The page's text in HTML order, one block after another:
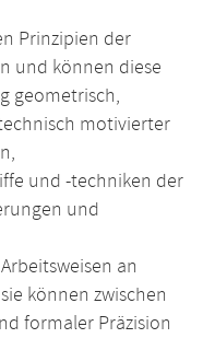
Prinzipien der
und können diese
geometrisch,
motivierter
und -techniken der
und
an
können zwischen
formaler Präzision